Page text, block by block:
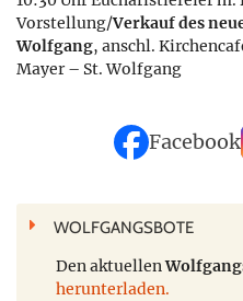
Vorstellung/Verkauf des
Wolfgang, anschl.
Mayer – St. Wolfgang
Facebook
WOLFGANGSBOTE
Den aktuellen
herunterladen.